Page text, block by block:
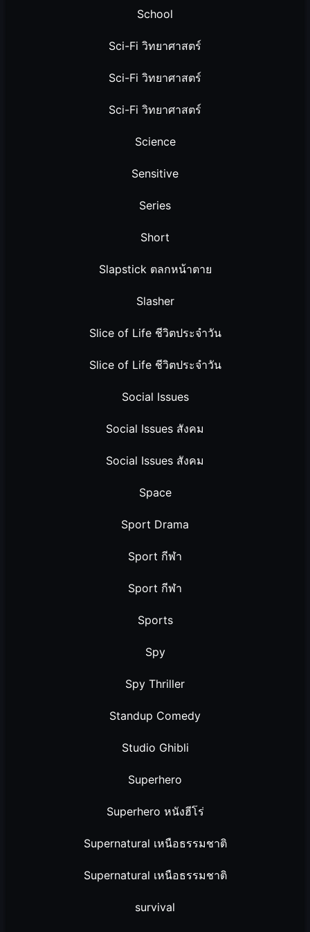
School
Sci-Fi วิทยาศาสตร์
Sci-Fi วิทยาศาสตร์
Sci-Fi วิทยาศาสตร์
Science
Sensitive
Series
Short
Slapstick ตลกหน้าตาย
Slasher
Slice of Life ชีวิตประจำวัน
Slice of Life ชีวิตประจำวัน
Social Issues
Social Issues สังคม
Social Issues สังคม
Space
Sport Drama
Sport กีฬา
Sport กีฬา
Sports
Spy
Spy Thriller
Standup Comedy
Studio Ghibli
Superhero
Superhero หนังฮีโร่
Supernatural เหนือธรรมชาติ
Supernatural เหนือธรรมชาติ
survival